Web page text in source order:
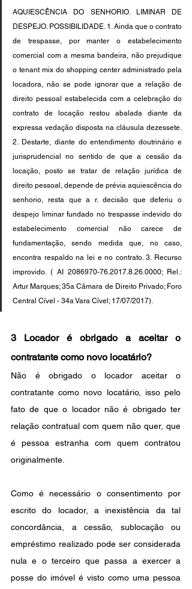
AQUIESCÊNCIA DO SENHORIO. LIMINAR DE
DESPEJO. POSSIBILIDADE. 1. Ainda que o contrato
de trespasse, por manter o estabelecimento
comercial com a mesma bandeira, não prejudique
o tenant mix do shopping center administrado pela
locadora, não se pode ignorar que a relação de
direito pessoal estabelecida com a celebração do
contrato de locação restou abalada diante da
expressa vedação disposta na cláusula dezessete.
2. Destarte, diante do entendimento doutrinário e
jurisprudencial no sentido de que a cessão da
locação, posto se tratar de relação jurídica de
direito pessoal, depende de prévia aquiescência do
senhorio, resta que a r. decisão que deferiu o
despejo liminar fundado no trespasse indevido do
estabelecimento comercial não carece de
fundamentação, sendo medida que, no caso,
encontra respaldo na lei e no contrato. 3. Recurso
improvido. ( AI 2086970-76.2017.8.26.0000; Rel.:
Artur Marques; 35a Câmara de Direito Privado; Foro
Central Cível - 34a Vara Cível; 17/07/2017).
3 Locador é obrigado a aceitar o
contratante como novo locatário?
Não é obrigado o locador aceitar o
contratante como novo locatário, isso pelo
fato de que o locador não é obrigado ter
relação contratual com quem não quer, que
é pessoa estranha com quem contratou
originalmente.
Como é necessário o consentimento por
escrito do locador, a inexistência da tal
concordância, a cessão, sublocação ou
empréstimo realizado pode ser considerada
nula e o terceiro que passa a exercer a
posse do imóvel é visto como uma pessoa